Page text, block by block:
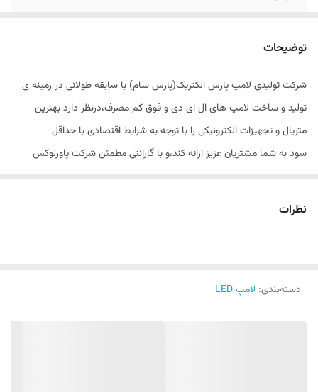
توضیحات
شرکت تولیدی لامپ پارس الکتریک(پارس سام) با سابقه طولانی در زمینه ی
تولید و ساخت لامپ های ال ای دی و فوق کم مصرف،درنظر دارد بهترین
متریال و تجهیزات الکترونیکی را با توجه به شرایط اقتصادی با حداقل
سود به شما مشتریان عزیز ارائه کند،و با گارانتی مطمئن شرکت پاورلوکس
نظرات
دسته‌بندی: لامپ LED